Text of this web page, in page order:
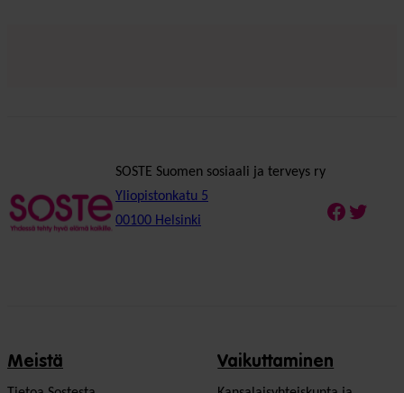
SOSTE Suomen sosiaali ja terveys ry
Yliopistonkatu 5
00100 Helsinki
Meistä Vaikuttaminen